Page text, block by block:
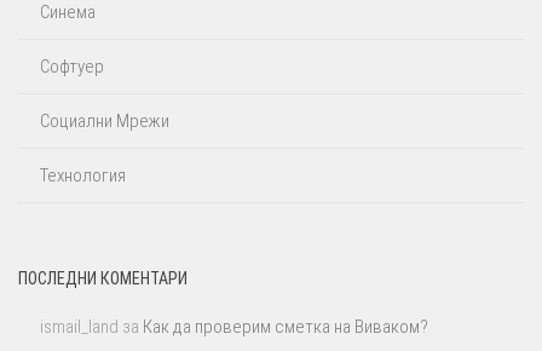
Синема
Софтуер
Социални Мрежи
Технология
ПОСЛЕДНИ КОМЕНТАРИ
ismail_land за Как да проверим сметка на Виваком?